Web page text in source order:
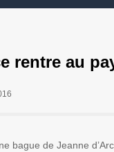
rentre au
bague de Jeanne